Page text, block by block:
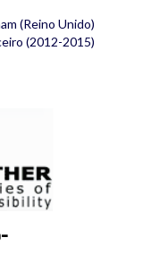
(Reino Unido)
(2012-2015)